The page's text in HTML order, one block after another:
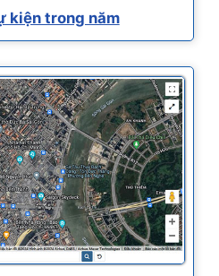
kiện trong năm